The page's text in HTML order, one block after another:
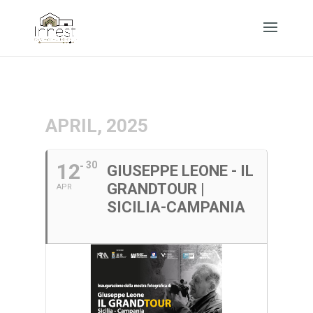
APRIL, 2025
12
APR
30
GIUSEPPE LEONE - IL
GRANDTOUR |
SICILIA-CAMPANIA